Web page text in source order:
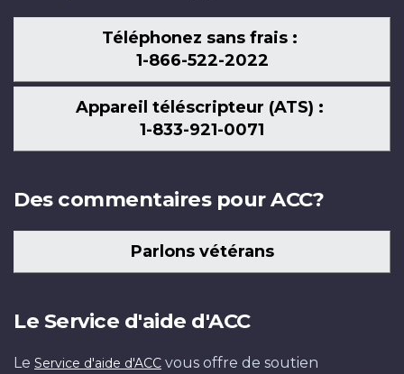
Téléphonez sans frais :
1-866-522-2022
Appareil téléscripteur (ATS) :
1-833-921-0071
Des commentaires pour ACC?
Parlons vétérans
Le Service d'aide d'ACC
Le Service d'aide d'ACC vous offre de soutien